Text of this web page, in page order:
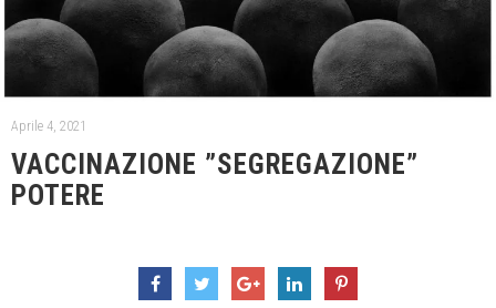
Aprile 4, 2021
VACCINAZIONE ”SEGREGAZIONE”
POTERE